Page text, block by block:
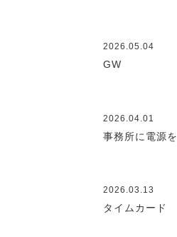
2026.05.04
GW
2026.04.01
事務所に電源を
2026.03.13
タイムカード